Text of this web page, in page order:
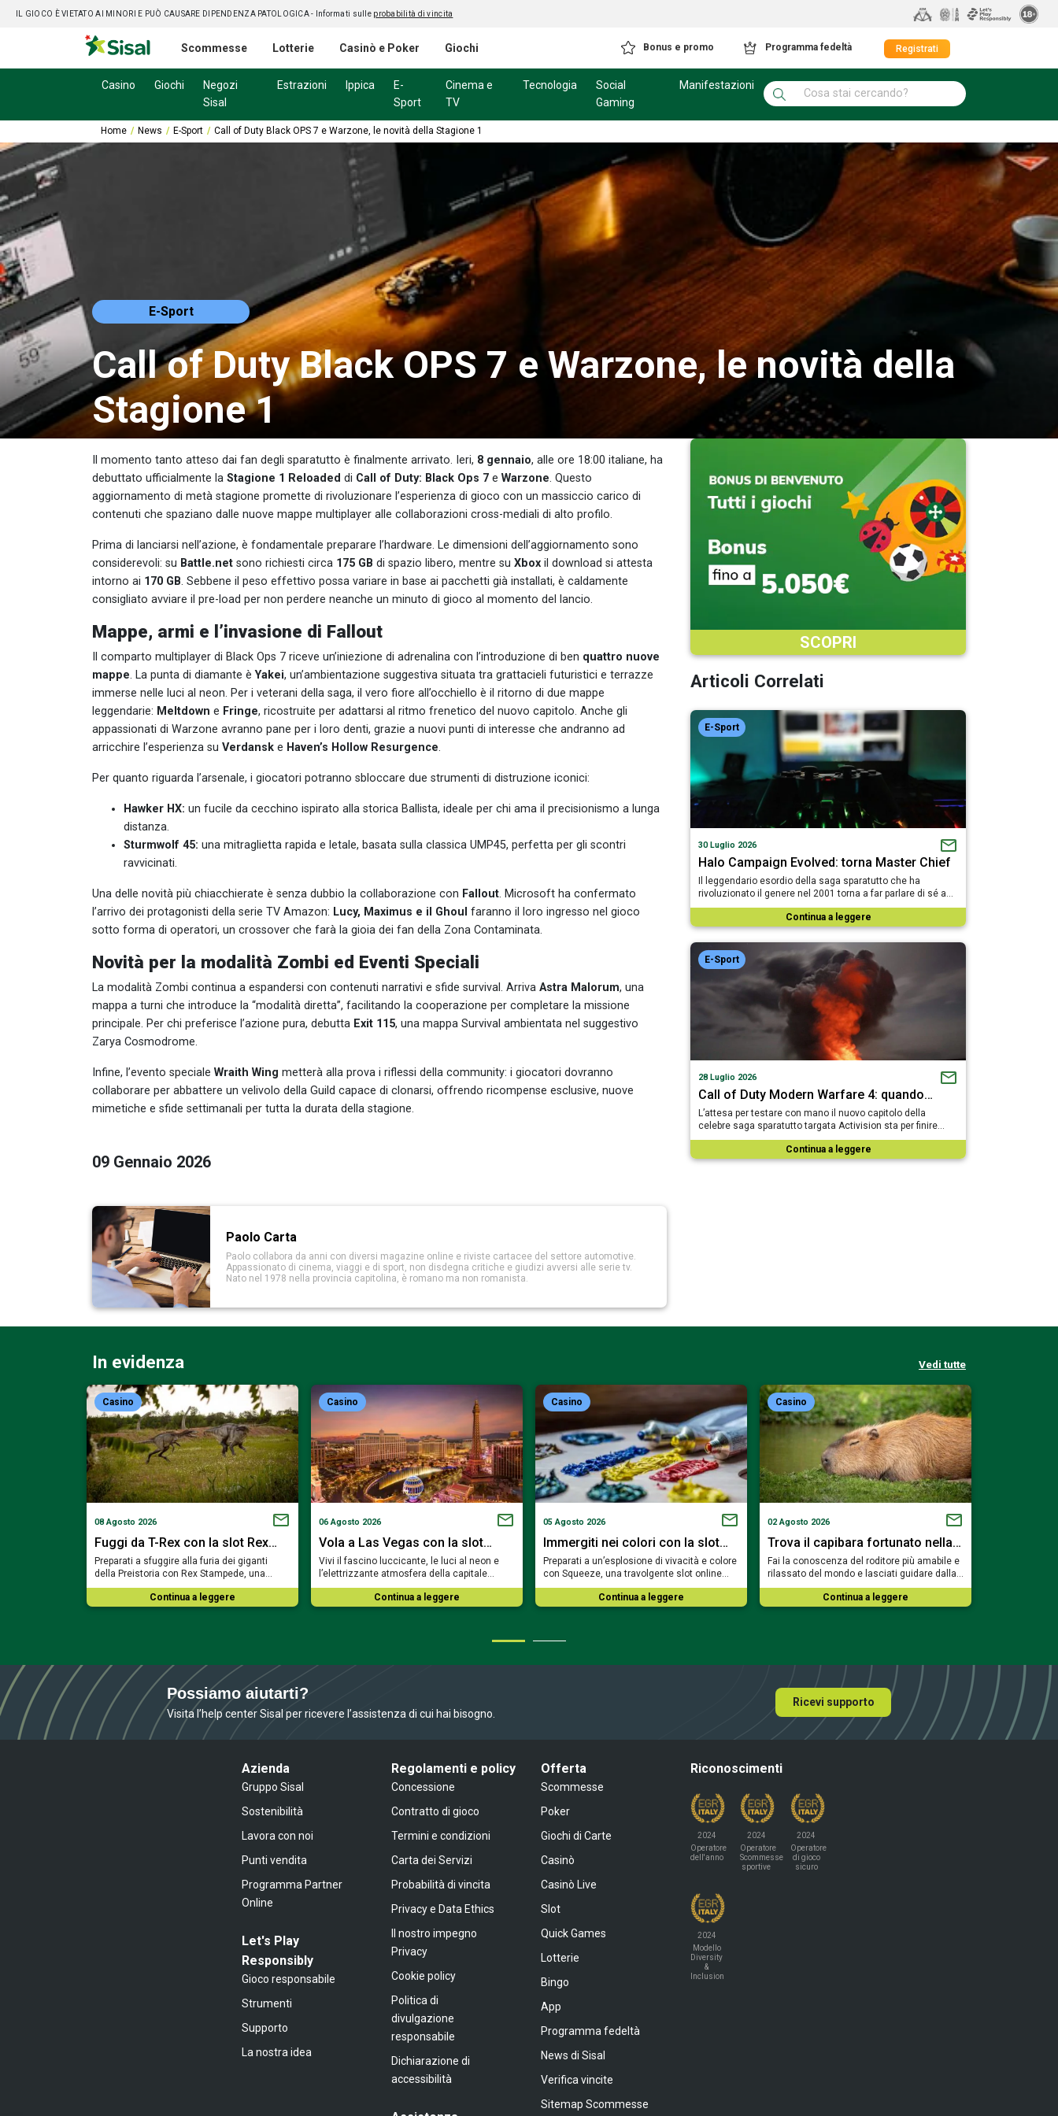
IL GIOCO È VIETATO AI MINORI E PUÒ CAUSARE DIPENDENZA PATOLOGICA - Informati sulle probabilità di vincita
Scommesse Lotterie Casinò e Poker Giochi Bonus e promo Programma fedeltà Registrati
Casino Giochi
Negozi
Sisal
Estrazioni Ippica
E-
Sport
Cinema e
TV
Tecnologia
Social
Gaming
Manifestazioni
Home News E-Sport ​​Call of Duty Black OPS 7 e Warzone, le novità della Stagione 1
E-Sport
​​Call of Duty Black OPS 7 e Warzone, le novità della
Stagione 1
Il momento tanto atteso dai fan degli sparatutto è finalmente arrivato. Ieri, 8 gennaio, alle ore 18:00 italiane, ha
debuttato ufficialmente la Stagione 1 Reloaded di Call of Duty: Black Ops 7 e Warzone. Questo
aggiornamento di metà stagione promette di rivoluzionare l’esperienza di gioco con un massiccio carico di
contenuti che spaziano dalle nuove mappe multiplayer alle collaborazioni cross-mediali di alto profilo.
Prima di lanciarsi nell’azione, è fondamentale preparare l’hardware. Le dimensioni dell’aggiornamento sono
considerevoli: su Battle.net sono richiesti circa 175 GB di spazio libero, mentre su Xbox il download si attesta
intorno ai 170 GB. Sebbene il peso effettivo possa variare in base ai pacchetti già installati, è caldamente
consigliato avviare il pre-load per non perdere neanche un minuto di gioco al momento del lancio.
Mappe, armi e l’invasione di Fallout
Il comparto multiplayer di Black Ops 7 riceve un’iniezione di adrenalina con l’introduzione di ben quattro nuove
mappe. La punta di diamante èYakei, un’ambientazione suggestiva situata tra grattacieli futuristici e terrazze
immerse nelle luci al neon. Per i veterani della saga, il vero fiore all’occhiello è il ritorno di due mappe
leggendarie: Meltdown e Fringe, ricostruite per adattarsi al ritmo frenetico del nuovo capitolo. Anche gli
appassionati di Warzone avranno pane per i loro denti, grazie a nuovi punti di interesse che andranno ad
arricchire l’esperienza su Verdansk e Haven’s Hollow Resurgence.
Per quanto riguarda l’arsenale, i giocatori potranno sbloccare due strumenti di distruzione iconici:
Hawker HX: un fucile da cecchino ispirato alla storica Ballista, ideale per chi ama il precisionismo a lunga
distanza.
Sturmwolf 45: una mitraglietta rapida e letale, basata sulla classica UMP45, perfetta per gli scontri
ravvicinati.
Una delle novità più chiacchierate è senza dubbio la collaborazione con Fallout. Microsoft ha confermato
l’arrivo dei protagonisti della serie TV Amazon: Lucy, Maximus e il Ghoul faranno il loro ingresso nel gioco
sotto forma di operatori, un crossover che farà la gioia dei fan della Zona Contaminata.
Novità per la modalità Zombi ed Eventi Speciali
La modalità Zombi continua a espandersi con contenuti narrativi e sfide survival. Arriva Astra Malorum, una
mappa a turni che introduce la “modalità diretta”, facilitando la cooperazione per completare la missione
principale. Per chi preferisce l’azione pura, debutta Exit 115, una mappa Survival ambientata nel suggestivo
Zarya Cosmodrome.
Infine, l’evento speciale Wraith Wing metterà alla prova i riflessi della community: i giocatori dovranno
collaborare per abbattere un velivolo della Guild capace di clonarsi, offrendo ricompense esclusive, nuove
mimetiche e sfide settimanali per tutta la durata della stagione.
09 Gennaio 2026
Paolo Carta
Paolo collabora da anni con diversi magazine online e riviste cartacee del settore automotive.
Appassionato di cinema, viaggi e di sport, non disdegna critiche e giudizi avversi alle serie tv.
Nato nel 1978 nella provincia capitolina, è romano ma non romanista.
SCOPRI
Articoli Correlati
E-Sport
30 Luglio 2026
Halo Campaign Evolved: torna Master Chief
Il leggendario esordio della saga sparatutto che ha
rivoluzionato il genere nel 2001 torna a far parlare di sé a…
Continua a leggere
E-Sport
28 Luglio 2026
Call of Duty Modern Warfare 4: quando…
L’attesa per testare con mano il nuovo capitolo della
celebre saga sparatutto targata Activision sta per finire…
Continua a leggere
In evidenza Vedi tutte
Casino
08 Agosto 2026
Fuggi da T-Rex con la slot Rex…
Preparati a sfuggire alla furia dei giganti
della Preistoria con Rex Stampede, una…
Continua a leggere
Casino
06 Agosto 2026
Vola a Las Vegas con la slot…
Vivi il fascino luccicante, le luci al neon e
l’elettrizzante atmosfera della capitale…
Continua a leggere
Casino
05 Agosto 2026
Immergiti nei colori con la slot…
Preparati a un’esplosione di vivacità e colore
con Squeeze, una travolgente slot online…
Continua a leggere
Casino
02 Agosto 2026
Trova il capibara fortunato nella…
Fai la conoscenza del roditore più amabile e
rilassato del mondo e lasciati guidare dalla…
Continua a leggere
Possiamo aiutarti?
Visita l’help center Sisal per ricevere l’assistenza di cui hai bisogno.
Ricevi supporto
Azienda
Gruppo Sisal
Sostenibilità
Lavora con noi
Punti vendita
Programma Partner
Online
Let's Play
Responsibly
Gioco responsabile
Strumenti
Supporto
La nostra idea
Regolamenti e policy
Concessione
Contratto di gioco
Termini e condizioni
Carta dei Servizi
Probabilità di vincita
Privacy e Data Ethics
Il nostro impegno
Privacy
Cookie policy
Politica di
divulgazione
responsabile
Dichiarazione di
accessibilità
Offerta
Scommesse
Poker
Giochi di Carte
Casinò
Casinò Live
Slot
Quick Games
Lotterie
Bingo
App
Programma fedeltà
News di Sisal
Verifica vincite
Sitemap Scommesse
Riconoscimenti
2024
Operatore
dell'anno
2024
Operatore
Scommesse
sportive
2024
Operatore
di gioco
sicuro
2024
Modello
Diversity
&
Inclusion